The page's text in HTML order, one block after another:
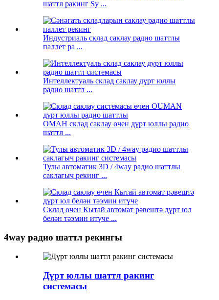
шаттл ракинг Sy ...
Индустриаль склад саклау радио шаттлы
паллет ра ...
Интеллектуаль склад саклау дүрт юллы
радио шаттл ...
ОМАН склад саклау өчен дүрт юллы радио
шаттл ...
Тулы автоматик 3D / 4way радио шаттлы
саклагыч рекинг ...
Склад өчен Кытай автомат рәвештә дүрт юл
белән тәэмин итүче ...
4way радио шаттл рекингы
Дүрт юллы шаттл ракинг
системасы